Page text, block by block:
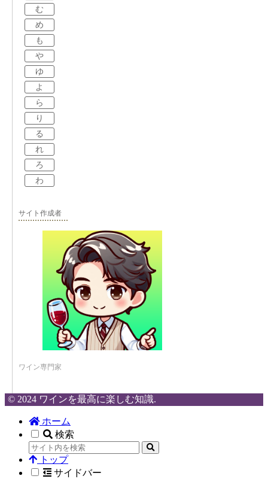
む
め
も
や
ゆ
よ
ら
り
る
れ
ろ
わ
サイト作成者
ワイン専門家
© 2024 ワインを最高に楽しむ知識.
ホーム
検索
トップ
サイドバー